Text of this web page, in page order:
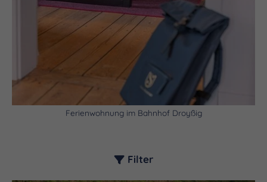
Ferienwohnung im Bahnhof Droyßig
Filter